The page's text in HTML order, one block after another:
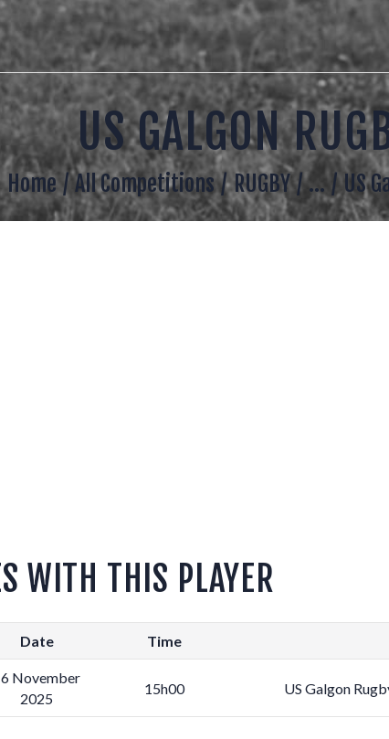
US GALGON
Home All Competitions RUGBY ... US
RUGBY CADILLAC
ENSEMBLE DANS L ADVERSITE
ACCUEIL
120 ANS
LE CLUB
ECOLE DE RUGBY
SENIORS
WITH THIS PLAYER
Date Time
November
2025
15h00 US Galgon